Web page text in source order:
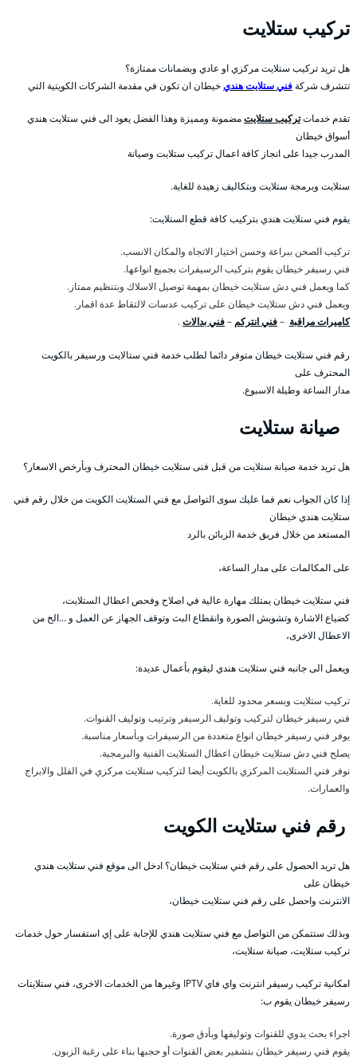
تركيب ستلايت
هل تريد تركيب ستلايت مركزي او عادي وبضمانات ممتازة؟
تتشرف شركةفني ستلايت هنديخيطان ان تكون في مقدمة الشركات الكويتية التي
تقدم خدماتتركيب ستلايتمضمونة ومميزة وهذا الفضل يعود الى فني ستلايت هندي
أسواق خيطان
المدرب جيدا على انجاز كافة اعمال تركيب ستلايت وصيانة
ستلايت وبرمجة ستلايت وبتكاليف زهيدة للغاية.
يقوم فني ستلايت هندي بتركيب كافة قطع الستلايت:
تركيب الصحن ببراعة وحسن اختيار الاتجاه والمكان الانسب.
فني رسيفر خيطان يقوم بتركيب الرسيفرات بجميع انواعها.
كما ويعمل فني دش ستلايت خيطان بمهمة توصيل الاسلاك وبتنظيم ممتاز.
ويعمل فني دش ستلايت خيطان على تركيب عدسات لالتقاط عدة اقمار.
كاميرات مراقبة –فني انتركم –فني بدالات.
رقم فني ستلايت خيطان متوفر دائما لطلب خدمة فني ستالايت ورسيفر بالكويت
المحترف على
مدار الساعة وطيلة الاسبوع.
صيانة ستلايت
هل تريد خدمة صيانة ستلايت من قبل فنى ستلايت خيطان المحترف وبأرخص الاسعار؟
إذا كان الجواب نعم فما عليك سوى التواصل مع فني الستلايت الكويت من خلال رقم فني
ستلايت هندي خيطان
المستعد من خلال فريق خدمة الزبائن بالرد
على المكالمات على مدار الساعة،
فني ستلايت خيطان يمتلك مهارة عالية في اصلاح وفحص اعطال الستلايت،
كضياع الاشارة وتشويش الصورة وانقطاع البث وتوقف الجهاز عن العمل و …الخ من
الاعطال الاخرى،
ويعمل الى جانبه فني ستلايت هندي ليقوم بأعمال عديدة:
تركيب ستلايت وبسعر محدود للغاية.
فني رسيفر خيطان لتركيب وتوليف الرسيفر وترتيب وتوليف القنوات.
يوفر فني رسيفر خيطان انواع متعددة من الرسيفرات وبأسعار مناسبة.
يصلح فني دش ستلايت خيطان اعطال الستلايت الفنية والبرمجية.
نوفر فني الستلايت المركزي بالكويت أيضا لتركيب ستلايت مركزي في الفلل والابراج
والعمارات.
رقم فني ستلايت الكويت
هل تريد الحصول على رقم فني ستلايت خيطان؟ ادخل الى موقع فني ستلايت هندي
خيطان على
الانترنت واحصل على رقم فني ستلايت خيطان،
وبذلك ستتمكن من التواصل مع فني ستلايت هندي للإجابة على إي استفسار حول خدمات
تركيب ستلايت، صيانة ستلايت،
امكانية تركيب رسيفر انترنت واي فاي IPTV وغيرها من الخدمات الاخرى، فني ستلايتات
رسيفر خيطان يقوم ب:
اجراء بحث يدوي للقنوات وتوليفها وبأدق صورة.
يقوم فني رسيفر خيطان بتشفير بعض القنوات أو حجبها بناء على رغبة الزبون.